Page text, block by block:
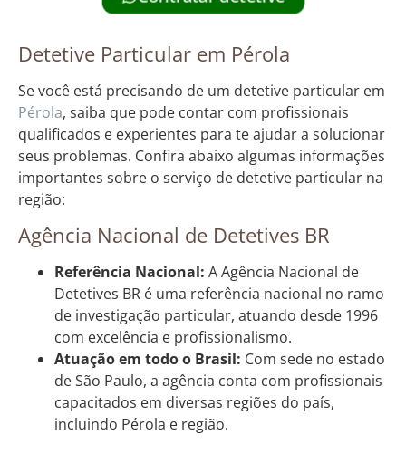
Detetive Particular em Pérola
Se você está precisando de um detetive particular em
Pérola, saiba que pode contar com profissionais
qualificados e experientes para te ajudar a solucionar
seus problemas. Confira abaixo algumas informações
importantes sobre o serviço de detetive particular na
região:
Agência Nacional de Detetives BR
Referência Nacional: A Agência Nacional de
Detetives BR é uma referência nacional no ramo
de investigação particular, atuando desde 1996
com excelência e profissionalismo.
Atuação em todo o Brasil: Com sede no estado
de São Paulo, a agência conta com profissionais
capacitados em diversas regiões do país,
incluindo Pérola e região.